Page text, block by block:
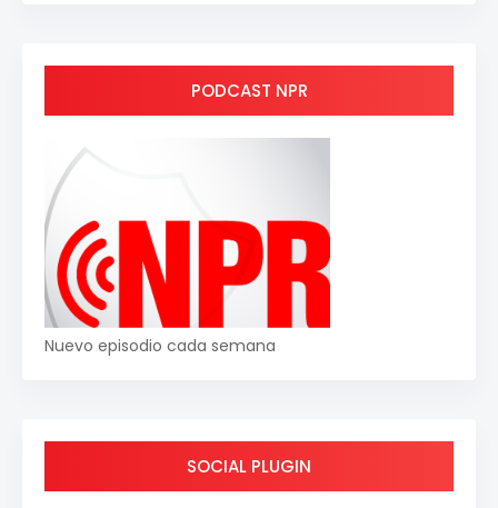
PODCAST NPR
Nuevo episodio cada semana
SOCIAL PLUGIN